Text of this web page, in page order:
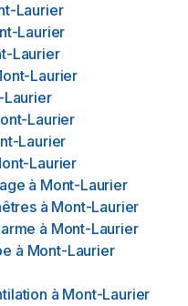
Laurier
Laurier
Laurier
Laurier
Laurier
Laurier
Laurier
Laurier
à Mont-Laurier
à Mont-Laurier
à Mont-Laurier
à Mont-Laurier
à Mont-Laurier